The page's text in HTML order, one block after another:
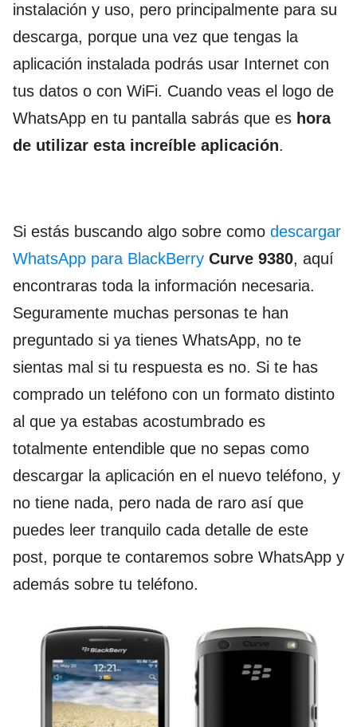
instalación y uso, pero principalmente para su
descarga, porque una vez que tengas la
aplicación instalada podrás usar Internet con
tus datos o con WiFi. Cuando veas el logo de
WhatsApp en tu pantalla sabrás que es hora
de utilizar esta increíble aplicación.
Si estás buscando algo sobre como descargar
WhatsApp para BlackBerry Curve 9380, aquí
encontraras toda la información necesaria.
Seguramente muchas personas te han
preguntado si ya tienes WhatsApp, no te
sientas mal si tu respuesta es no. Si te has
comprado un teléfono con un formato distinto
al que ya estabas acostumbrado es
totalmente entendible que no sepas como
descargar la aplicación en el nuevo teléfono, y
no tiene nada, pero nada de raro así que
puedes leer tranquilo cada detalle de este
post, porque te contaremos sobre WhatsApp y
además sobre tu teléfono.